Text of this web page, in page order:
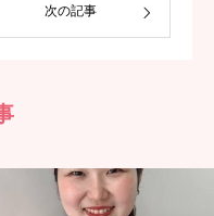
次の記事